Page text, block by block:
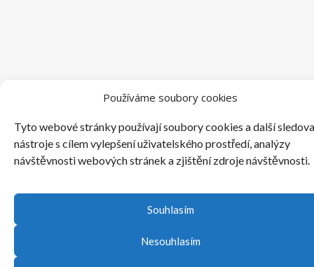
Používáme soubory cookies
Tyto webové stránky používají soubory cookies a další
nástroje s cílem vylepšení uživatelského prostředí, analýzy
návštěvnosti webových stránek a zjištění zdroje návštěvnosti.
Souhlasím
Nesouhlasím